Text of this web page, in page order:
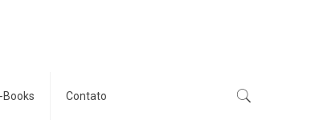
Books Contato